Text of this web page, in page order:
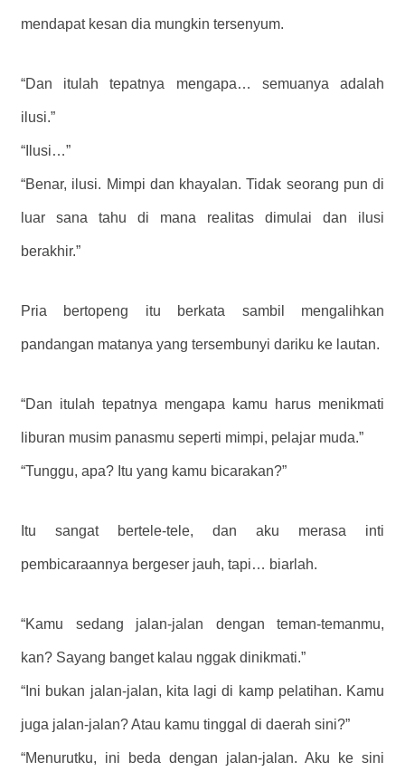
mendapat kesan dia mungkin tersenyum.
“Dan itulah tepatnya mengapa… semuanya adalah
ilusi.”
“Ilusi…”
“Benar, ilusi. Mimpi dan khayalan. Tidak seorang pun di
luar sana tahu di mana realitas dimulai dan ilusi
berakhir.”
Pria bertopeng itu berkata sambil mengalihkan
pandangan matanya yang tersembunyi dariku ke lautan.
“Dan itulah tepatnya mengapa kamu harus menikmati
liburan musim panasmu seperti mimpi, pelajar muda.”
“Tunggu, apa? Itu yang kamu bicarakan?”
Itu sangat bertele-tele, dan aku merasa inti
pembicaraannya bergeser jauh, tapi… biarlah.
“Kamu sedang jalan-jalan dengan teman-temanmu,
kan? Sayang banget kalau nggak dinikmati.”
“Ini bukan jalan-jalan, kita lagi di kamp pelatihan. Kamu
juga jalan-jalan? Atau kamu tinggal di daerah sini?”
“Menurutku, ini beda dengan jalan-jalan. Aku ke sini